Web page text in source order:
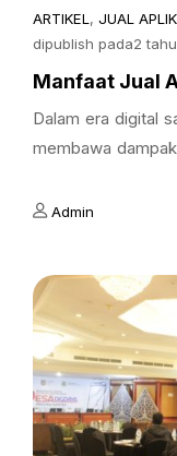
ARTIKEL , JUAL
dipublish pada2
Manfaat Jual
Dalam era digital
membawa
Admin